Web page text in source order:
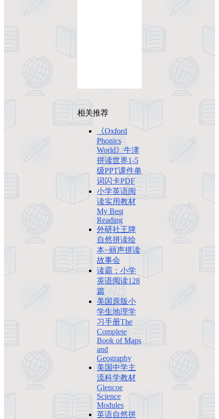
相关推荐
《Oxford
Phonics
World》牛津
拼读世界1-5
级PPT课件单
词闪卡PDF
小学英语阅
读实用教材
My Best
Reading
外研社王牌
自然拼读绘
本~丽声拼读
故事会
读霸：小学
英语阅读128
篇
美国原版小
学生地理学
习手册The
Complete
Book of Maps
and
Geography
美国中学主
流科学教材
Glencoe
Science
Modules
英语自然拼